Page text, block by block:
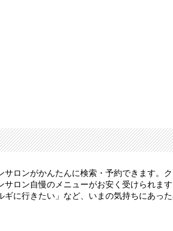
ロンがかんたんに検索・予約できます。
ロン自慢のメニューがお安く受けられま
に行きたい」など、いまの気持ちにあっ